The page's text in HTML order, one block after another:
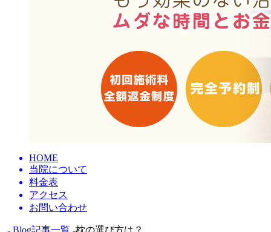
HOME
当院について
料金表
アクセス
お問い合わせ
- Blog記事一覧 -枕の選び方は？